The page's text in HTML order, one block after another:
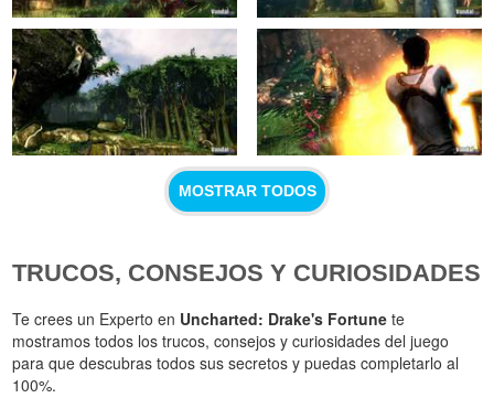
MOSTRAR TODOS
TRUCOS, CONSEJOS Y CURIOSIDADES
Te crees un Experto en Uncharted: Drake's Fortune te
mostramos todos los trucos, consejos y curiosidades del juego
para que descubras todos sus secretos y puedas completarlo al
100%.